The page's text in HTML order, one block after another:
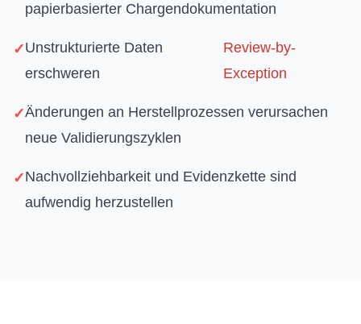
papierbasierter Chargendokumentation
Unstrukturierte Daten
erschweren
Review-by-
Exception
Änderungen an Herstellprozessen verursachen
neue Validierungszyklen
Nachvollziehbarkeit und Evidenzkette sind
aufwendig herzustellen